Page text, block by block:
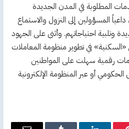
المطلوبة في المدن الجديدة
المسؤولين إلى النزول والاستماع
وتلبية احتياجاتهم. وأثنى على الجهود
في تطوير منظومة المعاملات
رقمية سهلت على المواطنين
أو عبر المنظومة الإلكترونية